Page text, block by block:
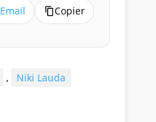
Email Copier
, Niki Lauda